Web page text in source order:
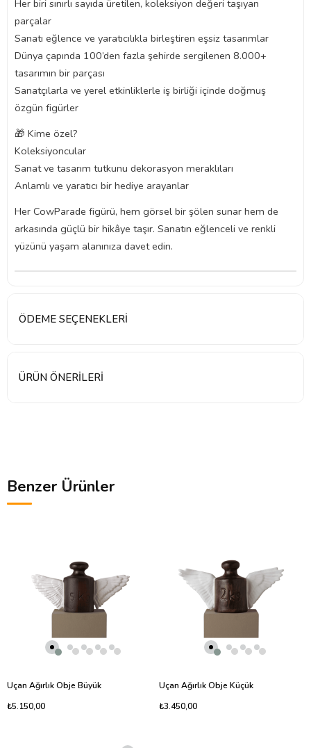
Her biri sınırlı sayıda üretilen, koleksiyon değeri taşıyan
parçalar
Sanatı eğlence ve yaratıcılıkla birleştiren eşsiz tasarımlar
Dünya çapında 100’den fazla şehirde sergilenen 8.000+
tasarımın bir parçası
Sanatçılarla ve yerel etkinliklerle iş birliği içinde doğmuş
özgün figürler
🎁 Kime özel?
Koleksiyoncular
Sanat ve tasarım tutkunu dekorasyon meraklıları
Anlamlı ve yaratıcı bir hediye arayanlar
Her CowParade figürü, hem görsel bir şölen sunar hem de
arkasında güçlü bir hikâye taşır. Sanatın eğlenceli ve renkli
yüzünü yaşam alanınıza davet edin.
ÖDEME SEÇENEKLERI
ÜRÜN ÖNERILERI
Benzer Ürünler
Uçan Ağırlık Obje Büyük
₺5.150,00
Uçan Ağırlık Obje Küçük
₺3.450,00